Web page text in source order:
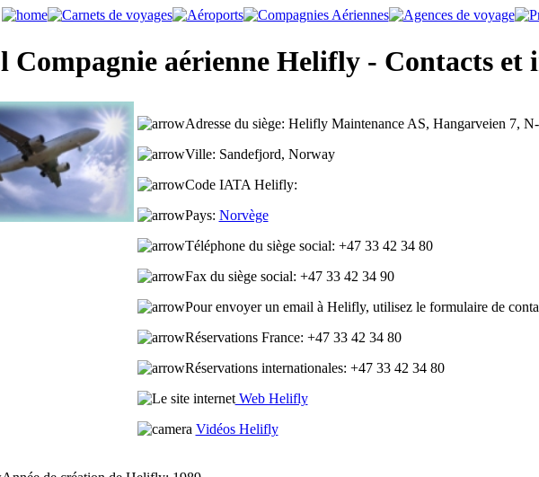
Compagnie aérienne Helifly - Contacts et
Adresse du siège: Helifly Maintenance AS, Hangarveien 7,
Ville: Sandefjord, Norway
Code IATA Helifly:
Pays: Norvège
Téléphone du siège social: +47 33 42 34 80
Fax du siège social: +47 33 42 34 90
Pour envoyer un email à Helifly, utilisez le formulaire de
Réservations France: +47 33 42 34 80
Réservations internationales: +47 33 42 34 80
Web Helifly
Vidéos Helifly